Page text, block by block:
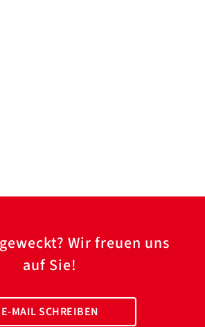
Wir freuen uns
auf Sie!
E-MAIL SCHREIBEN